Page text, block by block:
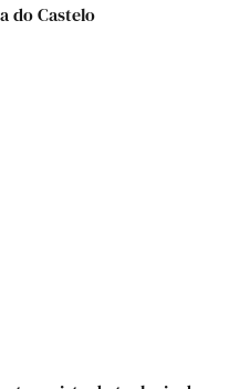
do Castelo